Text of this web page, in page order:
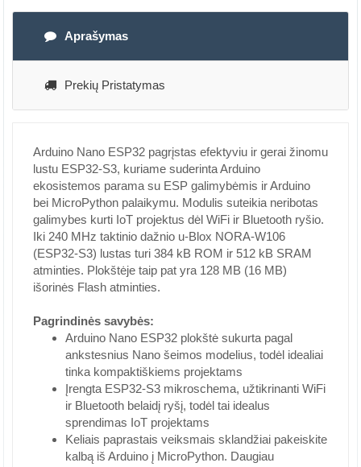
Aprašymas
Prekių Pristatymas
Arduino Nano ESP32 pagrįstas efektyviu ir gerai žinomu
lustu ESP32-S3, kuriame suderinta Arduino
ekosistemos parama su ESP galimybėmis ir Arduino
bei MicroPython palaikymu. Modulis suteikia neribotas
galimybes kurti IoT projektus dėl WiFi ir Bluetooth ryšio.
Iki 240 MHz taktinio dažnio u-Blox NORA-W106
(ESP32-S3) lustas turi 384 kB ROM ir 512 kB SRAM
atminties. Plokštėje taip pat yra 128 MB (16 MB)
išorinės Flash atminties.
Pagrindinės savybės:
Arduino Nano ESP32 plokštė sukurta pagal
ankstesnius Nano šeimos modelius, todėl idealiai
tinka kompaktiškiems projektams
Įrengta ESP32-S3 mikroschema, užtikrinanti WiFi
ir Bluetooth belaidį ryšį, todėl tai idealus
sprendimas IoT projektams
Keliais paprastais veiksmais sklandžiai pakeiskite
kalbą iš Arduino į MicroPython. Daugiau